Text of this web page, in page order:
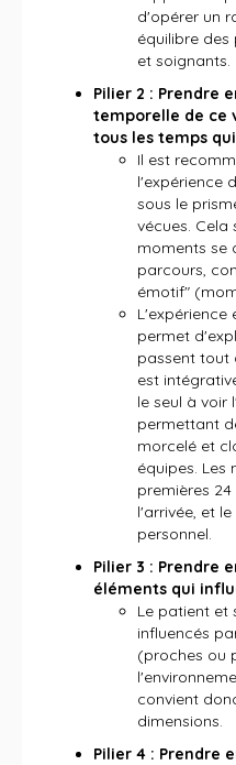
d'opérer un
équilibre des
et soignants.
Pilier 2 : Prendre
temporelle de ce
tous les temps
Il est
l'expérience
sous le
vécues. Cela
moments se
parcours,
émotif"
L'expérience
permet
passent tout
est
le seul à voir
permettant
morcelé et
équipes. Les
premières
l'arrivée, et
personnel.
Pilier 3 : Prendre
éléments qui
Le patient et
influencés
(proches ou
convient
dimensions.
Pilier 4 : Prendre